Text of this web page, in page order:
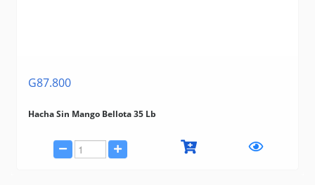
G87.800
Hacha Sin Mango Bellota 35 Lb